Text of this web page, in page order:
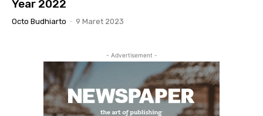
Year 2022
Octo Budhiarto - 9 Maret 2023
- Advertisement -